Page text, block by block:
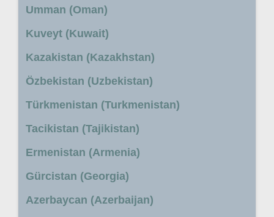
Umman (Oman)
Kuveyt (Kuwait)
Kazakistan (Kazakhstan)
Özbekistan (Uzbekistan)
Türkmenistan (Turkmenistan)
Tacikistan (Tajikistan)
Ermenistan (Armenia)
Gürcistan (Georgia)
Azerbaycan (Azerbaijan)